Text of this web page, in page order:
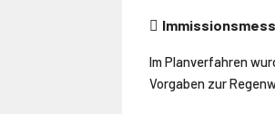

Im Planverfahren
Vorgaben zur